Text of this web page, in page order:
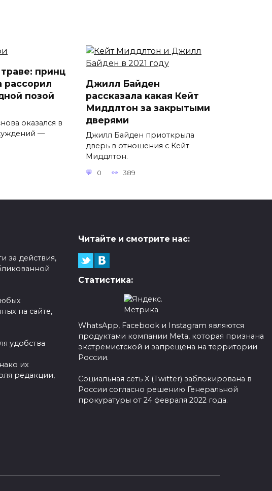
принц
рассорил
позой
оказался в
—
Джилл Байден
рассказала какая Кейт
Миддлтон за закрытыми
дверями
Джилл Байден приоткрыла
дверь в отношения с Кейт
Миддлтон.
0 389
за действия,
на сайте,
удобства
их
редакции,
Читайте и смотрите нас:
Статистика:
WhatsApp, Facebook и Instagram являются
продуктами компании Meta, которая признана
экстремистской и запрещена на территории
России.
Социальная сеть X (Twitter) заблокирована в
России согласно решению Генеральной
прокуратуры от 24 февраля 2022 года.